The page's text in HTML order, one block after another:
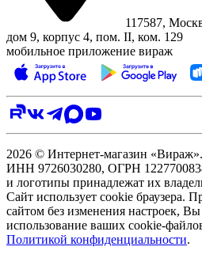
117587,
дом 9, корпус 4, пом. II, ком. 129
мобильное приложение вираж
2026 © Интернет-магазин
ИНН 9726030280, ОГРН
и логотипы принадлежат их
Сайт использует cookie браузера.
сайтом без изменения настроек, Вы
использование ваших cookie-
Политикой конфиденциальности.